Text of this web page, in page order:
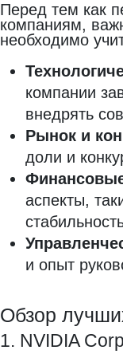
Перед тем как
компаниям,
необходимо
компании
внедрять
Рынок и
доли и
аспекты,
и опыт
Обзор
1. NVIDIA